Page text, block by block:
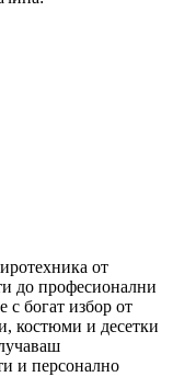
от
до професионални
с богат избор от
костюми и десетки
и персонално